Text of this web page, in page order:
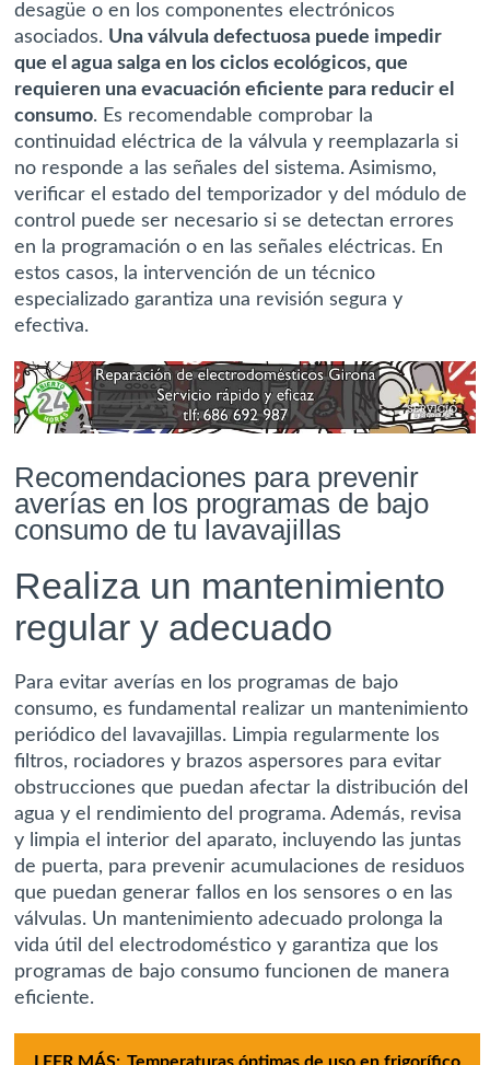
desagüe o en los componentes electrónicos
asociados. Una válvula defectuosa puede impedir
que el agua salga en los ciclos ecológicos, que
requieren una evacuación eficiente para reducir el
consumo. Es recomendable comprobar la
continuidad eléctrica de la válvula y reemplazarla si
no responde a las señales del sistema. Asimismo,
verificar el estado del temporizador y del módulo de
control puede ser necesario si se detectan errores
en la programación o en las señales eléctricas. En
estos casos, la intervención de un técnico
especializado garantiza una revisión segura y
efectiva.
Recomendaciones para prevenir
averías en los programas de bajo
consumo de tu lavavajillas
Realiza un mantenimiento
regular y adecuado
Para evitar averías en los programas de bajo
consumo, es fundamental realizar un mantenimiento
periódico del lavavajillas. Limpia regularmente los
filtros, rociadores y brazos aspersores para evitar
obstrucciones que puedan afectar la distribución del
agua y el rendimiento del programa. Además, revisa
y limpia el interior del aparato, incluyendo las juntas
de puerta, para prevenir acumulaciones de residuos
que puedan generar fallos en los sensores o en las
válvulas. Un mantenimiento adecuado prolonga la
vida útil del electrodoméstico y garantiza que los
programas de bajo consumo funcionen de manera
eficiente.
LEER MÁS: Temperaturas óptimas de uso en frigorífico